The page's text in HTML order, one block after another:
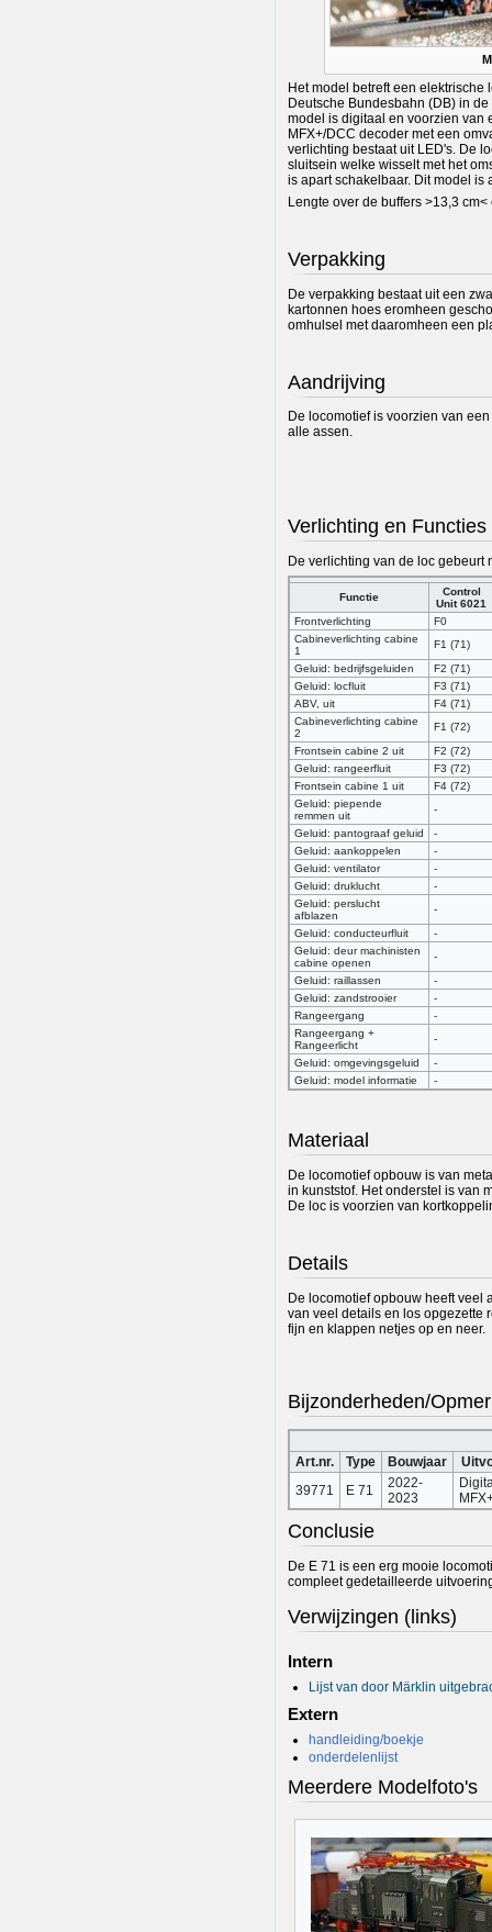
Het model betreft een elektrische
Deutsche Bundesbahn (DB) in
model is digitaal en voorzien van
MFX+/DCC decoder met een
verlichting bestaat uit LED's. De
sluitsein welke wisselt met het
is apart schakelbaar. Dit model
Lengte over de buffers >13,3
Verpakking
De verpakking bestaat uit een
kartonnen hoes eromheen
omhulsel met daaromheen een
Aandrijving
De locomotief is voorzien van
alle assen.
Verlichting en Functies
De verlichting van de loc gebeurt
Functie
Control
Unit 6021
Frontverlichting
F0
Cabineverlichting cabine
1
F1 (71)
Geluid: bedrijfsgeluiden
F2 (71)
Geluid: locfluit
F3 (71)
ABV, uit
F4 (71)
Cabineverlichting cabine
2
F1 (72)
Frontsein cabine 2 uit
F2 (72)
Geluid: rangeerfluit
F3 (72)
Frontsein cabine 1 uit
F4 (72)
Geluid: piepende
remmen uit
-
Geluid: pantograaf geluid
-
Geluid: aankoppelen
-
Geluid: ventilator
-
Geluid: druklucht
-
Geluid: perslucht
afblazen
-
Geluid: conducteurfluit
-
Geluid: deur machinisten
cabine openen
-
Geluid: raillassen
-
Geluid: zandstrooier
-
Rangeergang
-
Rangeergang +
Rangeerlicht
-
Geluid: omgevingsgeluid
-
Geluid: model informatie
-
Materiaal
De locomotief opbouw is van
in kunststof. Het onderstel is van
De loc is voorzien van
Details
De locomotief opbouw heeft veel
van veel details en los opgezette
fijn en klappen netjes op en neer.
Bijzonderheden/
Art.nr. Type Bouwjaar
39771
E 71
2022-
2023
Conclusie
De E 71 is een erg mooie
compleet gedetailleerde
Verwijzingen (links)
Intern
Lijst van door Märklin
Extern
handleiding/boekje
onderdelenlijst
Meerdere Modelfoto's